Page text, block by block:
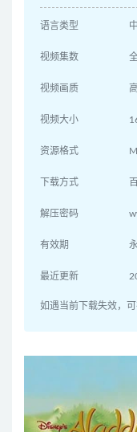
语言类型
视频集数
视频画质
视频大小
资源格式
下载方式
解压密码
有效期
最近更新
如遇当前下载失效，